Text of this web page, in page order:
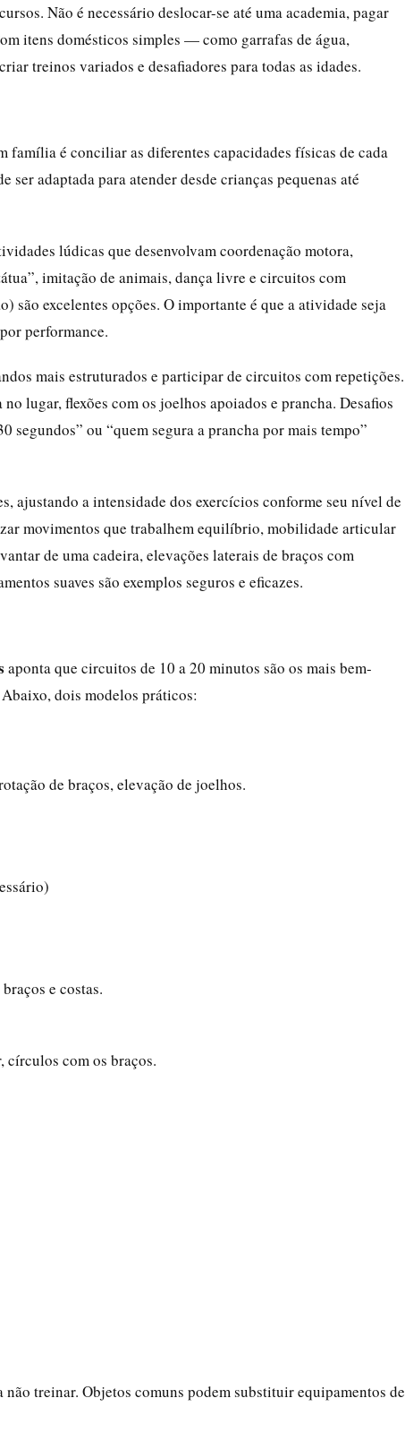
Não é necessário deslocar-se até uma academia, pagar
itens domésticos simples — como garrafas de água,
treinos variados e desafiadores para todas as idades.
família é conciliar as diferentes capacidades físicas de cada
adaptada para atender desde crianças pequenas até
lúdicas que desenvolvam coordenação motora,
imitação de animais, dança livre e circuitos com
são excelentes opções. O importante é que a atividade seja
performance.
mais estruturados e participar de circuitos com repetições.
lugar, flexões com os joelhos apoiados e prancha. Desafios
segundos” ou “quem segura a prancha por mais tempo”
ajustando a intensidade dos exercícios conforme seu nível de
movimentos que trabalhem equilíbrio, mobilidade articular
de uma cadeira, elevações laterais de braços com
suaves são exemplos seguros e eficazes.
aponta que circuitos de 10 a 20 minutos são os mais bem-
dois modelos práticos:
de braços, elevação de joelhos.
e costas.
com os braços.
treinar. Objetos comuns podem substituir equipamentos de